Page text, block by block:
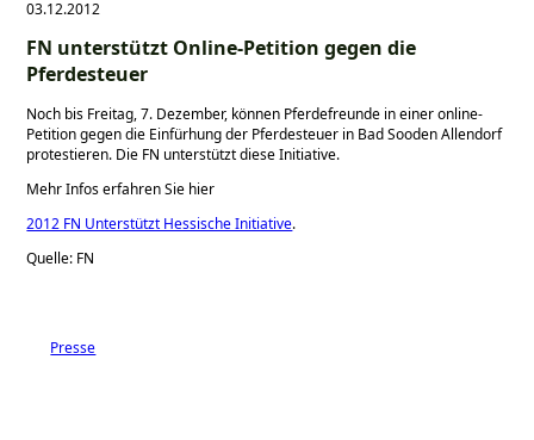
03.12.2012
FN unterstützt Online-Petition gegen die
Pferdesteuer
Noch bis Freitag, 7. Dezember, können Pferdefreunde in einer online-
Petition gegen die Einfürhung der Pferdesteuer in Bad Sooden Allendorf
protestieren. Die FN unterstützt diese Initiative.
Mehr Infos erfahren Sie hier
2012 FN Unterstützt Hessische Initiative.
Quelle: FN
Presse